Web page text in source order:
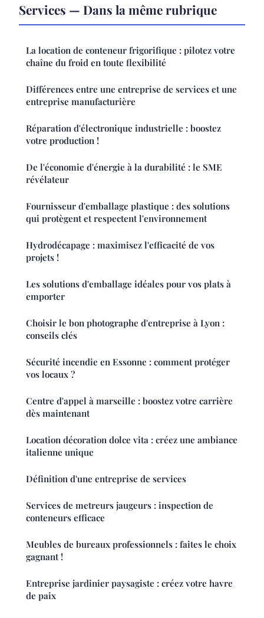
Services — Dans la même rubrique
La location de conteneur frigorifique : pilotez votre
chaîne du froid en toute flexibilité
Différences entre une entreprise de services et une
entreprise manufacturière
Réparation d'électronique industrielle : boostez
votre production !
De l'économie d'énergie à la durabilité : le SME
révélateur
Fournisseur d'emballage plastique : des solutions
qui protègent et respectent l'environnement
Hydrodécapage : maximisez l'efficacité de vos
projets !
Les solutions d'emballage idéales pour vos plats à
emporter
Choisir le bon photographe d'entreprise à Lyon :
conseils clés
Sécurité incendie en Essonne : comment protéger
vos locaux ?
Centre d'appel à marseille : boostez votre carrière
dès maintenant
Location décoration dolce vita : créez une ambiance
italienne unique
Définition d'une entreprise de services
Services de metreurs jaugeurs : inspection de
conteneurs efficace
Meubles de bureaux professionnels : faites le choix
gagnant !
Entreprise jardinier paysagiste : créez votre havre
de paix